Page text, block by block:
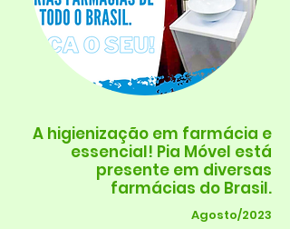
A higienização em farmácia e
essencial! Pia Móvel está
presente em diversas
farmácias do Brasil.
Agosto/2023